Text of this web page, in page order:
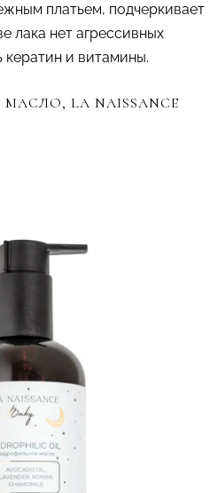
платьем, подчеркивает
лака нет агрессивных
кератин и витамины.
LA NAISSANCE